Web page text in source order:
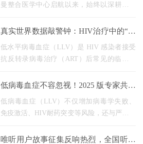
曼整合医学中心启航以来，始终以深耕健康
年深耕，已构建起覆盖大中华区、东南亚、
真实世界数据敲警钟：HIV治疗中的“低
病毒血症”，可能藏着治疗失败与糖尿
病
低水平病毒血症（LLV）是 HIV 感染者接受
抗反转录病毒治疗（ART）后常见的临床现
响治疗效果。 一、LLV 的发生机制：为何病
低病毒血症不容忽视！2025 版专家共识
划重点啦
低病毒血症（LLV）不仅增加病毒学失败、
免疫激活、HIV耐药突变等风险，还与严重的
密切相关。 中华医学会热带病与寄生虫病分
唯听用户故事征集反响热烈，全国听损